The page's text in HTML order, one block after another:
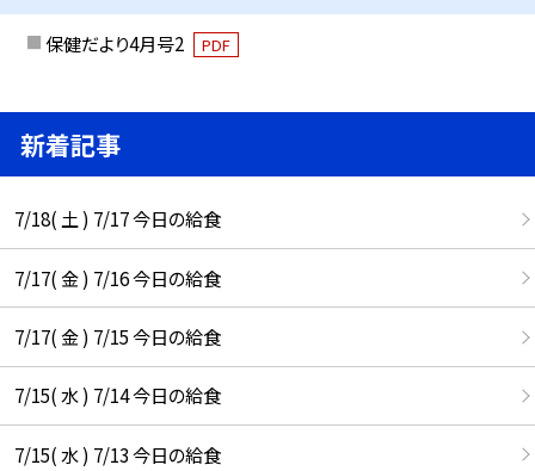
保健だより4月号2 PDF
新着記事
7/18( 土 ) 7/17 今日の給食
7/17( 金 ) 7/16 今日の給食
7/17( 金 ) 7/15 今日の給食
7/15( 水 ) 7/14 今日の給食
7/15( 水 ) 7/13 今日の給食